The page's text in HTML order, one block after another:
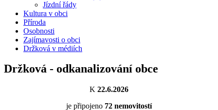
Jízdní řády
Kultura v obci
Příroda
Osobnosti
Zajímavosti o obci
Držková v médiích
Držková - odkanalizování obce
K 22.6.2026
je připojeno 72 nemovitostí